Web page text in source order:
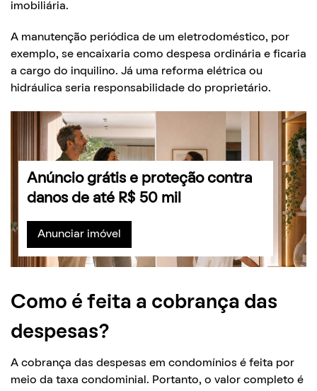
imobiliária.
A manutenção periódica de um eletrodoméstico, por
exemplo, se encaixaria como despesa ordinária e ficaria
a cargo do inquilino. Já uma reforma elétrica ou
hidráulica seria responsabilidade do proprietário.
Anúncio grátis e proteção contra
danos de até R$ 50 mil
Anunciar imóvel
Como é feita a cobrança das
despesas?
A cobrança das despesas em condomínios é feita por
meio da taxa condominial. Portanto, o valor completo é